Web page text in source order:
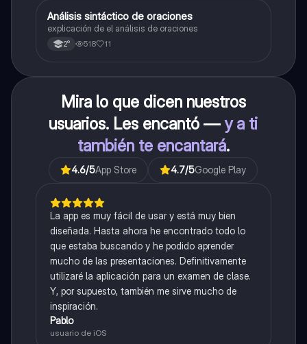
Lengua
Análisis sintáctico de oraciones
explicación de el análisis de oraciones
2° 518 11
Mira lo que dicen nuestros
usuarios. Les encantó —y a ti
también te encantará.
4.6/5App Store 4.7/5Google Play
La app es muy fácil de usar y está muy bien
diseñada. Hasta ahora he encontrado todo lo
que estaba buscando y he podido aprender
mucho de las presentaciones. Definitivamente
utilizaré la aplicación para un examen de clase.
Y, por supuesto, también me sirve mucho de
inspiración.
Pablo
usuario de iOS